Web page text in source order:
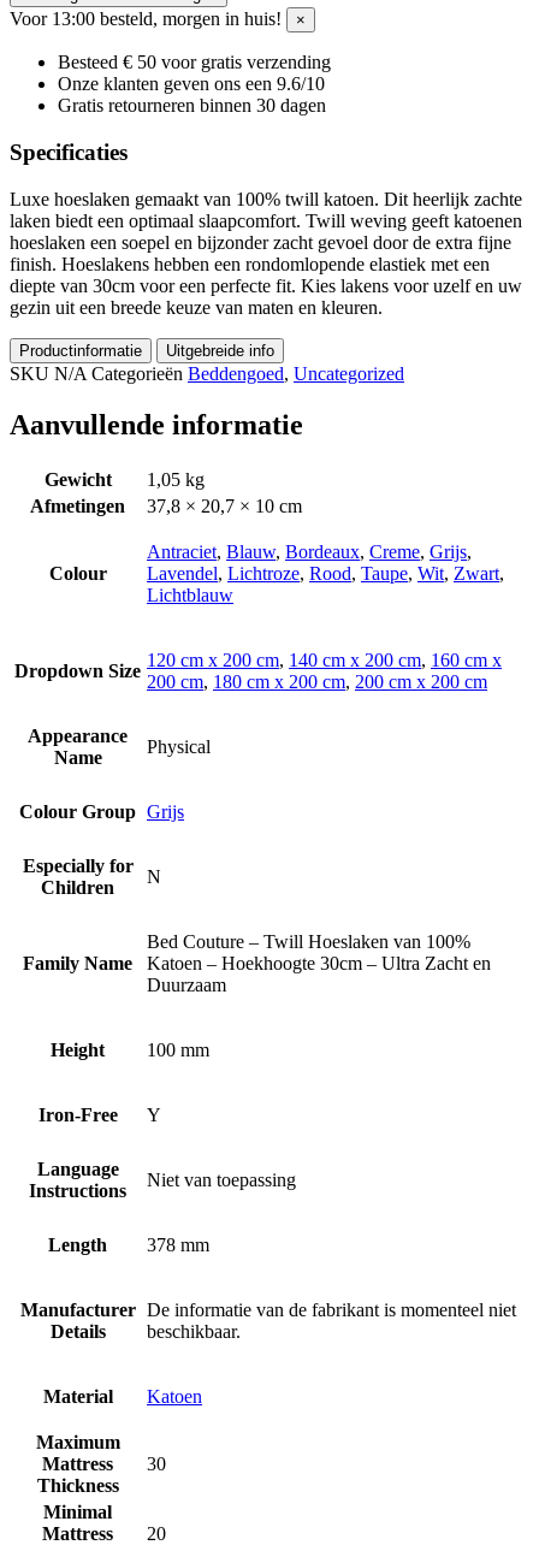
Voor 13:00 besteld, morgen in huis! ×
Besteed € 50 voor gratis verzending
Onze klanten geven ons een 9.6/10
Gratis retourneren binnen 30 dagen
Specificaties
Luxe hoeslaken gemaakt van 100% twill katoen. Dit heerlijk zachte
laken biedt een optimaal slaapcomfort. Twill weving geeft katoenen
hoeslaken een soepel en bijzonder zacht gevoel door de extra fijne
finish. Hoeslakens hebben een rondomlopende elastiek met een
diepte van 30cm voor een perfecte fit. Kies lakens voor uzelf en uw
gezin uit een breede keuze van maten en kleuren.
Productinformatie Uitgebreide info
SKU N/A Categorieën Beddengoed, Uncategorized
Aanvullende informatie
Gewicht
1,05 kg
Afmetingen
37,8 × 20,7 × 10 cm
Colour
Antraciet, Blauw, Bordeaux, Creme, Grijs,
Lavendel, Lichtroze, Rood, Taupe, Wit, Zwart,
Lichtblauw
Dropdown Size
120 cm x 200 cm, 140 cm x 200 cm, 160 cm x
200 cm, 180 cm x 200 cm, 200 cm x 200 cm
Appearance
Name
Physical
Colour Group Grijs
Especially for
Children
N
Family Name
Bed Couture – Twill Hoeslaken van 100%
Katoen – Hoekhoogte 30cm – Ultra Zacht en
Duurzaam
Height 100 mm
Iron-Free Y
Language
Instructions
Niet van toepassing
Length 378 mm
Manufacturer
Details
De informatie van de fabrikant is momenteel niet
beschikbaar.
Material Katoen
Maximum
Mattress
Thickness
30
Minimal
Mattress
20